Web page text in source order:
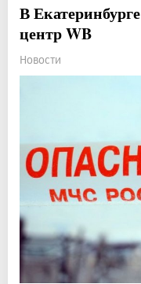
В
центр WB
Новости